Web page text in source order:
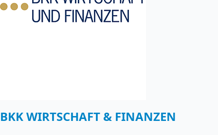
BKK WIRTSCHAFT & FINANZEN